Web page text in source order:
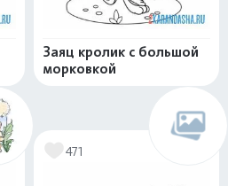
Заяц кролик с большой
морковкой
471